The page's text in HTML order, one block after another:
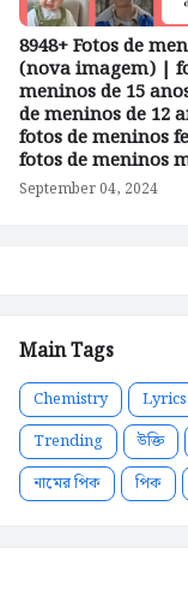
8948+ Fotos de
(nova imagem) |
meninos de 15
de meninos de 12
fotos de meninos
fotos de meninos
September 04, 2024
Main Tags
Chemistry Lyrics
Trending
উক্তি
নামের পিক
পিক